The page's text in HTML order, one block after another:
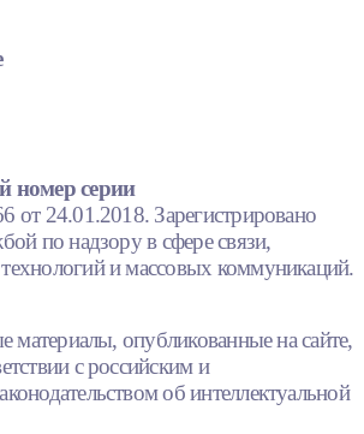
номер серии
24.01.2018. Зарегистрировано
по надзору в сфере связи,
и массовых коммуникаций.
материалы, опубликованные на сайте,
с российским и
об интеллектуальной